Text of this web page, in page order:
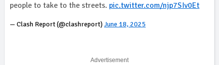
people to take to the streets. pic.twitter.com/njp7SIv0Et
— Clash Report (@clashreport) June 18, 2025
Advertisement